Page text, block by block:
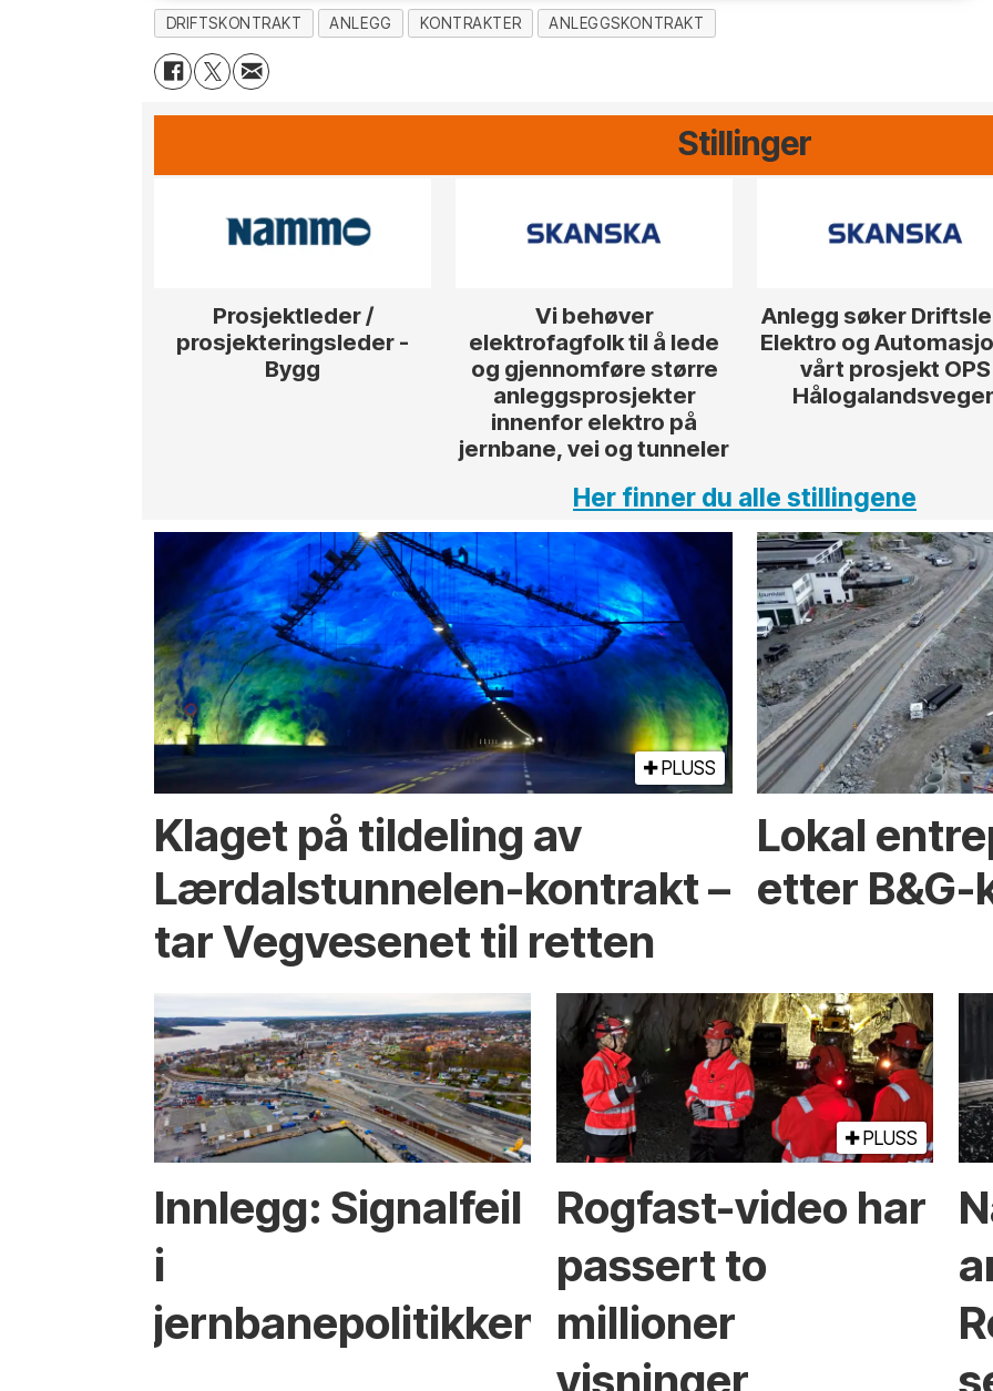
DRIFTSKONTRAKT ANLEGG KONTRAKTER ANLEGGSKONTRAKT
Stillinger
Prosjektleder /
prosjekteringsleder -
Bygg
Vi behøver
elektrofagfolk til å lede
og gjennomføre større
anleggsprosjekter
innenfor elektro på
jernbane, vei og tunneler
Anlegg søker
Elektro og
vårt prosjekt OPS
Her finner du alle stillingene
PLUSS
Klaget på tildeling av
Lærdalstunnelen-kontrakt –
tar Vegvesenet til retten
Lokal
etter B&G-
Innlegg: Signalfeil
i
jernbanepolitikken?
PLUSS
Rogfast-video har
passert to
millioner